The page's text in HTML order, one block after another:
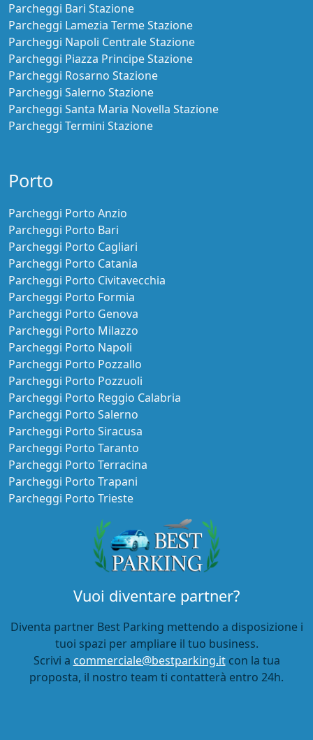
Parcheggi Bari Stazione
Parcheggi Lamezia Terme Stazione
Parcheggi Napoli Centrale Stazione
Parcheggi Piazza Principe Stazione
Parcheggi Rosarno Stazione
Parcheggi Salerno Stazione
Parcheggi Santa Maria Novella Stazione
Parcheggi Termini Stazione
Porto
Parcheggi Porto Anzio
Parcheggi Porto Bari
Parcheggi Porto Cagliari
Parcheggi Porto Catania
Parcheggi Porto Civitavecchia
Parcheggi Porto Formia
Parcheggi Porto Genova
Parcheggi Porto Milazzo
Parcheggi Porto Napoli
Parcheggi Porto Pozzallo
Parcheggi Porto Pozzuoli
Parcheggi Porto Reggio Calabria
Parcheggi Porto Salerno
Parcheggi Porto Siracusa
Parcheggi Porto Taranto
Parcheggi Porto Terracina
Parcheggi Porto Trapani
Parcheggi Porto Trieste
Vuoi diventare partner?
Diventa partner Best Parking mettendo a disposizione i
tuoi spazi per ampliare il tuo business.
Scrivi a commerciale@bestparking.itcon la tua
proposta, il nostro team ti contatterà entro 24h.